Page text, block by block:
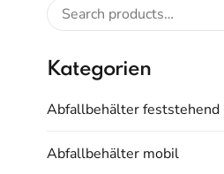
Kategorien
Abfallbehälter feststehend
Abfallbehälter mobil